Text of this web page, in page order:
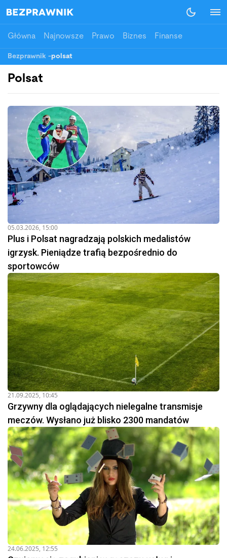
Główna Najnowsze Prawo Biznes Finanse
Bezprawnik -polsat
Polsat
05.03.2026, 15:00
Plus i Polsat nagradzają polskich medalistów
igrzysk. Pieniądze trafią bezpośrednio do
sportowców
21.09.2025, 10:45
Grzywny dla oglądających nielegalne transmisje
meczów. Wysłano już blisko 2300 mandatów
24.06.2025, 12:55